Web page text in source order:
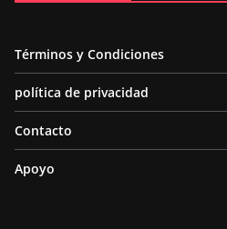
Términos y Condiciones
política de privacidad
Contacto
Apoyo